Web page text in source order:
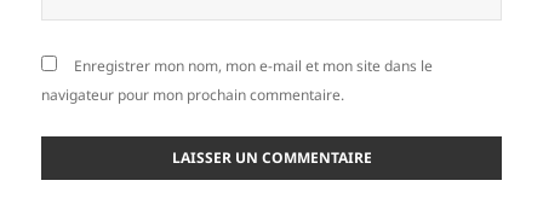
Enregistrer mon nom, mon e-mail et mon site dans le
navigateur pour mon prochain commentaire.